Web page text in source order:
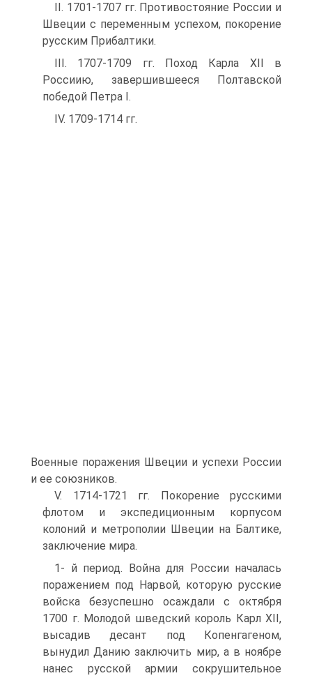
II. 1701-1707 гг. Противостояние России и
Швеции с переменным успехом, покорение
русским Прибалтики.
III. 1707-1709 гг. Поход Карла XII в
Россиию, завершившееся Полтавской
победой Петра I.
IV. 1709-1714 гг.
Военные поражения Швеции и успехи России
и ее союзников.
V. 1714-1721 гг. Покорение русскими
флотом и экспе­диционным корпусом
колоний и метрополии Швеции на Балтике,
заключение мира.
1- й период. Война для России началась
поражением под Нарвой, которую русские
войска безуспешно осаждали с октября
1700 г. Молодой шведский король Карл XII,
вы­садив десант под Копенгагеном,
вынудил Данию заклю­чить мир, а в ноябре
нанес русской армии сокрушительное